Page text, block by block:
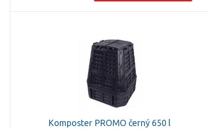
Komposter PROMO černý 650 l